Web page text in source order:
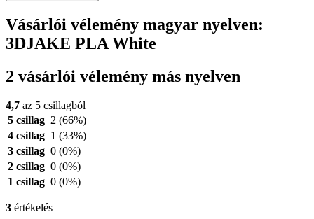
Vásárlói vélemény magyar nyelven:
3DJAKE PLA White
2 vásárlói vélemény más nyelven
4,7 az 5 csillagból
5 csillag 2 (66%)
4 csillag 1 (33%)
3 csillag 0 (0%)
2 csillag 0 (0%)
1 csillag 0 (0%)
3 értékelés